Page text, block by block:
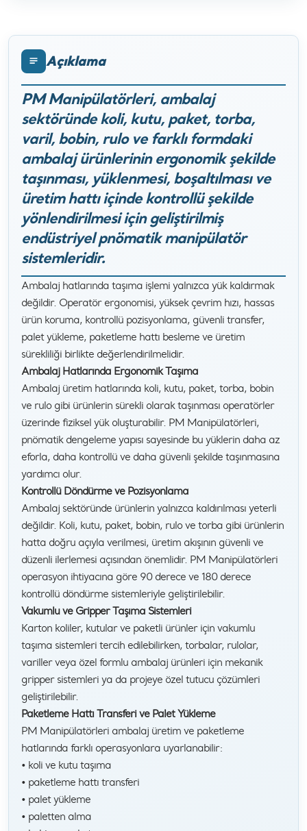
Açıklama
PM Manipülatörleri, ambalaj
sektöründe koli, kutu, paket, torba,
varil, bobin, rulo ve farklı formdaki
ambalaj ürünlerinin ergonomik şekilde
taşınması, yüklenmesi, boşaltılması ve
üretim hattı içinde kontrollü şekilde
yönlendirilmesi için geliştirilmiş
endüstriyel pnömatik manipülatör
sistemleridir.
Ambalaj hatlarında taşıma işlemi yalnızca yük kaldırmak
değildir. Operatör ergonomisi, yüksek çevrim hızı, hassas
ürün koruma, kontrollü pozisyonlama, güvenli transfer,
palet yükleme, paketleme hattı besleme ve üretim
sürekliliği birlikte değerlendirilmelidir.
Ambalaj Hatlarında Ergonomik Taşıma
Ambalaj üretim hatlarında koli, kutu, paket, torba, bobin
ve rulo gibi ürünlerin sürekli olarak taşınması operatörler
üzerinde fiziksel yük oluşturabilir. PM Manipülatörleri,
pnömatik dengeleme yapısı sayesinde bu yüklerin daha az
eforla, daha kontrollü ve daha güvenli şekilde taşınmasına
yardımcı olur.
Kontrollü Döndürme ve Pozisyonlama
Ambalaj sektöründe ürünlerin yalnızca kaldırılması yeterli
değildir. Koli, kutu, paket, bobin, rulo ve torba gibi ürünlerin
hatta doğru açıyla verilmesi, üretim akışının güvenli ve
düzenli ilerlemesi açısından önemlidir. PM Manipülatörleri
operasyon ihtiyacına göre 90 derece ve 180 derece
kontrollü döndürme sistemleriyle geliştirilebilir.
Vakumlu ve Gripper Taşıma Sistemleri
Karton koliler, kutular ve paketli ürünler için vakumlu
taşıma sistemleri tercih edilebilirken, torbalar, rulolar,
variller veya özel formlu ambalaj ürünleri için mekanik
gripper sistemleri ya da projeye özel tutucu çözümleri
geliştirilebilir.
Paketleme Hattı Transferi ve Palet Yükleme
PM Manipülatörleri ambalaj üretim ve paketleme
hatlarında farklı operasyonlara uyarlanabilir:
• koli ve kutu taşıma
• paketleme hattı transferi
• palet yükleme
• paletten alma